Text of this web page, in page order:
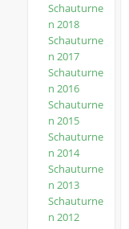
Schauturne
n 2018
Schauturne
n 2017
Schauturne
n 2016
Schauturne
n 2015
Schauturne
n 2014
Schauturne
n 2013
Schauturne
n 2012